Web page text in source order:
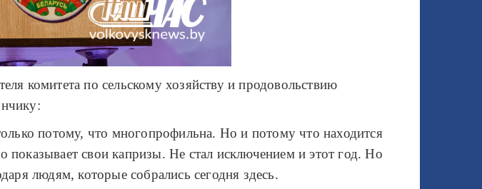
комитета по сельскому хозяйству и продовольствию
потому, что многопрофильна. Но и потому что находится
свои капризы. Не стал исключением и этот год. Но
людям, которые собрались сегодня здесь.